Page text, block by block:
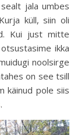
jala umbes
küll, siin oli
Kui just mitte
ikka
noolsirge
on see tsill
käinud pole siis
.